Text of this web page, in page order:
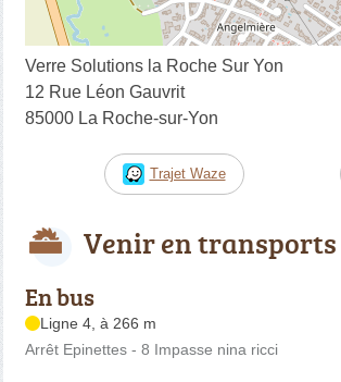
Verre Solutions la Roche Sur Yon
12 Rue Léon Gauvrit
85000 La Roche-sur-Yon
Trajet Waze
Venir en transports
En bus
Ligne 4, à 266 m
Arrêt Epinettes - 8 Impasse nina ricci